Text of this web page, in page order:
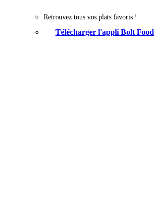
Retrouvez tous vos plats favoris !
Télécharger l'appli Bolt Food